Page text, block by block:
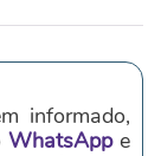
informado,
WhatsAppe